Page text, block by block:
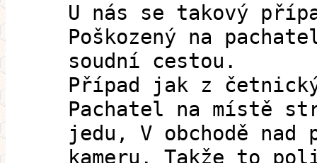
U nás se takový
Poškozený na
soudní cestou.
Případ jak z
Pachatel na místě
jedu, V obchodě nad
kameru. Takže to